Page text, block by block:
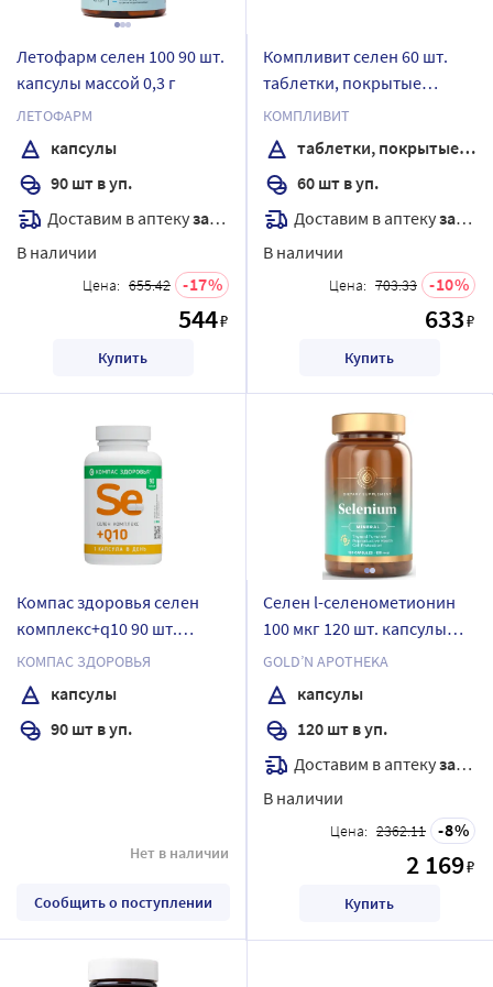
Летофарм селен 100 90 шт.
капсулы массой 0,3 г
ЛЕТОФАРМ
капсулы
90 шт в уп.
Доставим в аптекузавтра
В наличии
Цена: 655.42 17
544₽
Купить
Компливит селен 60 шт.
таблетки, покрытые
оболочкой
КОМПЛИВИТ
таблетки, покрытые оболочкой
60 шт в уп.
Доставим в аптекузавтра
В наличии
Цена: 703.33 10
633₽
Купить
Компас здоровья селен
комплекс+q10 90 шт.
капсулы массой 210 мг
КОМПАС ЗДОРОВЬЯ
капсулы
90 шт в уп.
Нет в наличии
Сообщить о поступлении
Селен l-селенометионин
100 мкг 120 шт. капсулы
массой 600 мг
GOLD’N APOTHEKA
капсулы
120 шт в уп.
Доставим в аптекузавтра
В наличии
Цена: 2362.11 8
2 169₽
Купить